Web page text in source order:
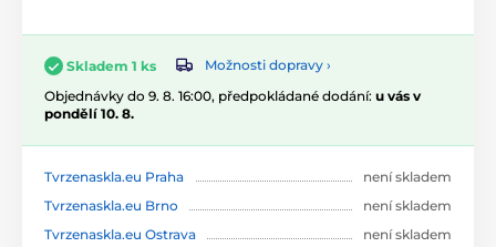
Skladem 1 ks
Možnosti dopravy ›
Objednávky do 9. 8. 16:00, předpokládané dodání: u vás v
pondělí 10. 8.
Tvrzenaskla.eu Praha
není skladem
Tvrzenaskla.eu Brno
není skladem
Tvrzenaskla.eu Ostrava
není skladem